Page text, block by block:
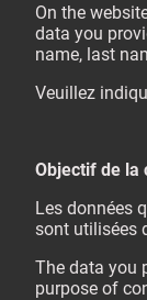
On the
data you
name, last
Veuillez
Objectif de la
Les données
sont utilisées
The data you
purpose of